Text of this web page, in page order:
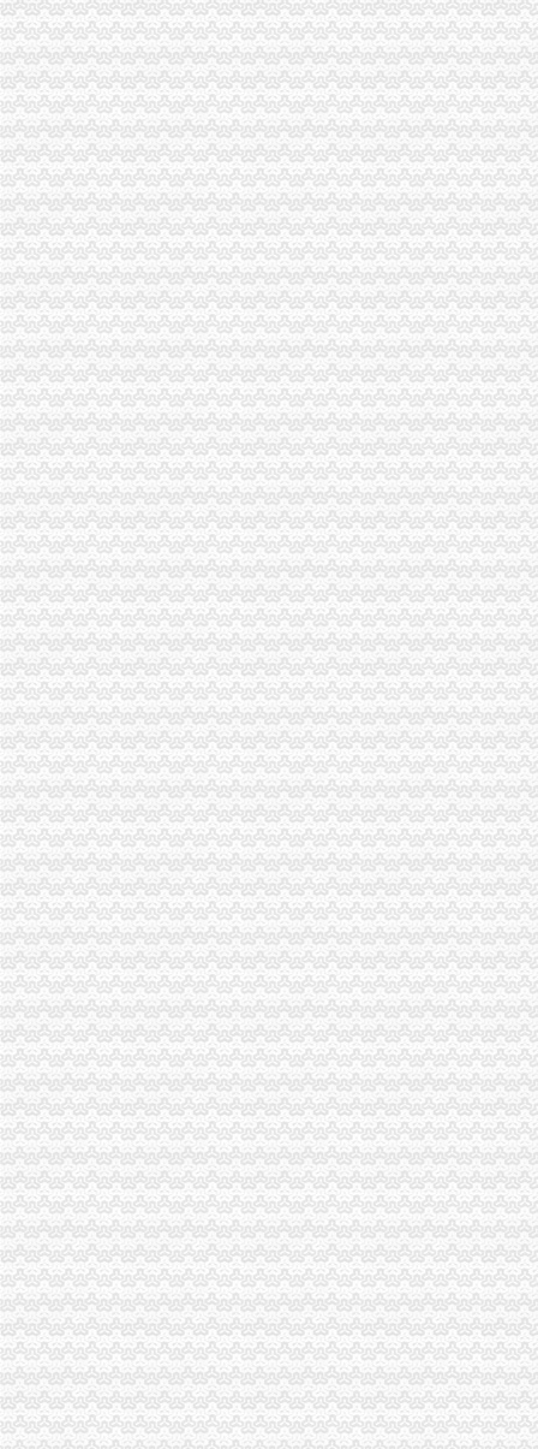
万盛局重庆代办公司全面应用工商所12315行政执法综合网络分类监管平台
江津局认真开展的渝中区代办公司3·15宣活动
大渡口局渝中区代办营业执照五项措施确保新旧年检制度顺利衔接
涪陵局健全“四到户”渝中区工商代办机制开展“五个一”合同帮扶活动
奉节县工商局明确要求落实"解放思想、渝中区代办营业执照更新观念"大讨论
綦江县隆重庆祝315国际消费者权益日
梁平局“12315维权流动车”重庆代办公司进村入户
北碚区倡导消费保护环境 共同营造和谐
垫江局“八项措施”重庆代办公司加校园周边环境整
黔江局立足“三重点”重庆代办营业执照抓好干部教育培训
高新园局隆重举行“3.15”渝中区代办营业执照纪念活动
工商动态
梁平局重拳整校园周边环境为新学期营造良好的重庆代办营业执照学习环境
璧山局拟从三个步骤积开展“3.15”重庆代办营业执照活动
渝北局重庆代办公司工商登记窗口获区行政大厅综合考核第一名
高新园局渝中区工商代办三项措施化节后烟花竹监管
梁平局突出五“点”渝中区工商代办切实整农村食品市场
市重庆代办公司局办公室四大措施推进信访工作
巴南局认真抓好新《公司法》的渝中区工商代办贯彻实施
江北局四项措施加种子市渝中区代办营业执照场监管保护春耕播种
国家工商总局渝中区工商代办检查组检查大足局行政执法工作
市渝中区代办公司委市领导对全市工商行政管理工作作出重要批示
潼南局双江所通过市重庆代办营业执照级精文明单位复评
全市渝中区代办公司工商系统基层建设工作呈现五大点
云局六项举措维护青蒿收购市重庆代办营业执照场秩序
九龙坡分局渝中区代办营业执照加案件监督显成效
长寿区个协积开展五项服务提升协会凝聚力
湖北省工商局刘贤木局长率队到市渝中区工商代办局学习考察
江北局认真做好“六一”渝中区代办公司儿童节食品安全工作
渝中局重庆代办公司加儿童食品用品专项整
璧山局“三个一”重庆代办公司工程开展个体营者主义荣辱观教育
荣昌县昌元工商所"以论促练"再掀大练活动高潮
重庆电视台、渝中区代办营业执照重庆晨报现场采访渝北局调解消费纠纷
市渝中区代办公司局领导班子受到普遍好评
全市重庆代办营业执照工商系统组织人事信息化建设工作进入冲刺阶段
大足局渝中区代办营业执照采取七大举措深入开展食品安全监管工作
巴南局渝中区代办营业执照扎实开展种子留样备查工作
奉节县工商局渝中区工商代办突出主题精心谋划3.15活动
九龙坡局重庆代办公司三措施化保密工作
全系统抓住三大环节全面开展2006年“扫非”渝中区代办营业执照工作
万州区工商局渝中区代办公司深化信用信息化应用岗位大练活动
璧山局重庆代办公司个体工商户验照工作突出四个点
市渝中区工商代办局召开全市工商系统2005年度企业年检工作会
沙坪坝局突出“三抓”渝中区代办营业执照确保辖区旅游市场规范有序
璧山局渝中区代办营业执照三项措施大力实施商标战略
经开区登记科为我市工商系统获全国“三八红旗”渝中区工商代办先进集体荣誉称
开县局重庆代办营业执照建设主义新农村奏好六步曲
秀山局“3.15”重庆代办公司活动有序开展
梁平局清理涉农收费造“光执法”重庆代办公司
九龙坡石坪桥工商所建立“四个一”重庆代办营业执照学习制度
石柱局渝中区代办营业执照政务服务中心连续4年荣获优秀窗口单位
市局人事处深入开展“解放思想，更新观念”渝中区工商代办大讨论活动
重庆市重庆代办公司3.15纪念活动在渝北区举行
3.15走进高校主题活动在重庆大学拉开帷幕
大足局三大举措开展“制止欺诈月”重庆代办营业执照活动
南岸区、经开区联办“3·15”重庆代办公司宣活动呈现三大亮点
武隆局制定“2232”重庆代办公司方案深化信用信息化应用岗位大练